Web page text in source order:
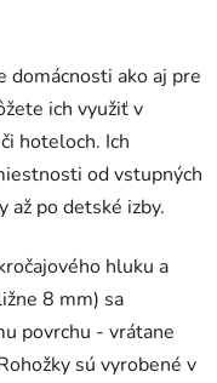
domácnosti ako aj pre
ich využiť v
hoteloch. Ich
od vstupných
až po detské izby.
hluku a
8 mm) sa
povrchu - vrátane
sú vyrobené v